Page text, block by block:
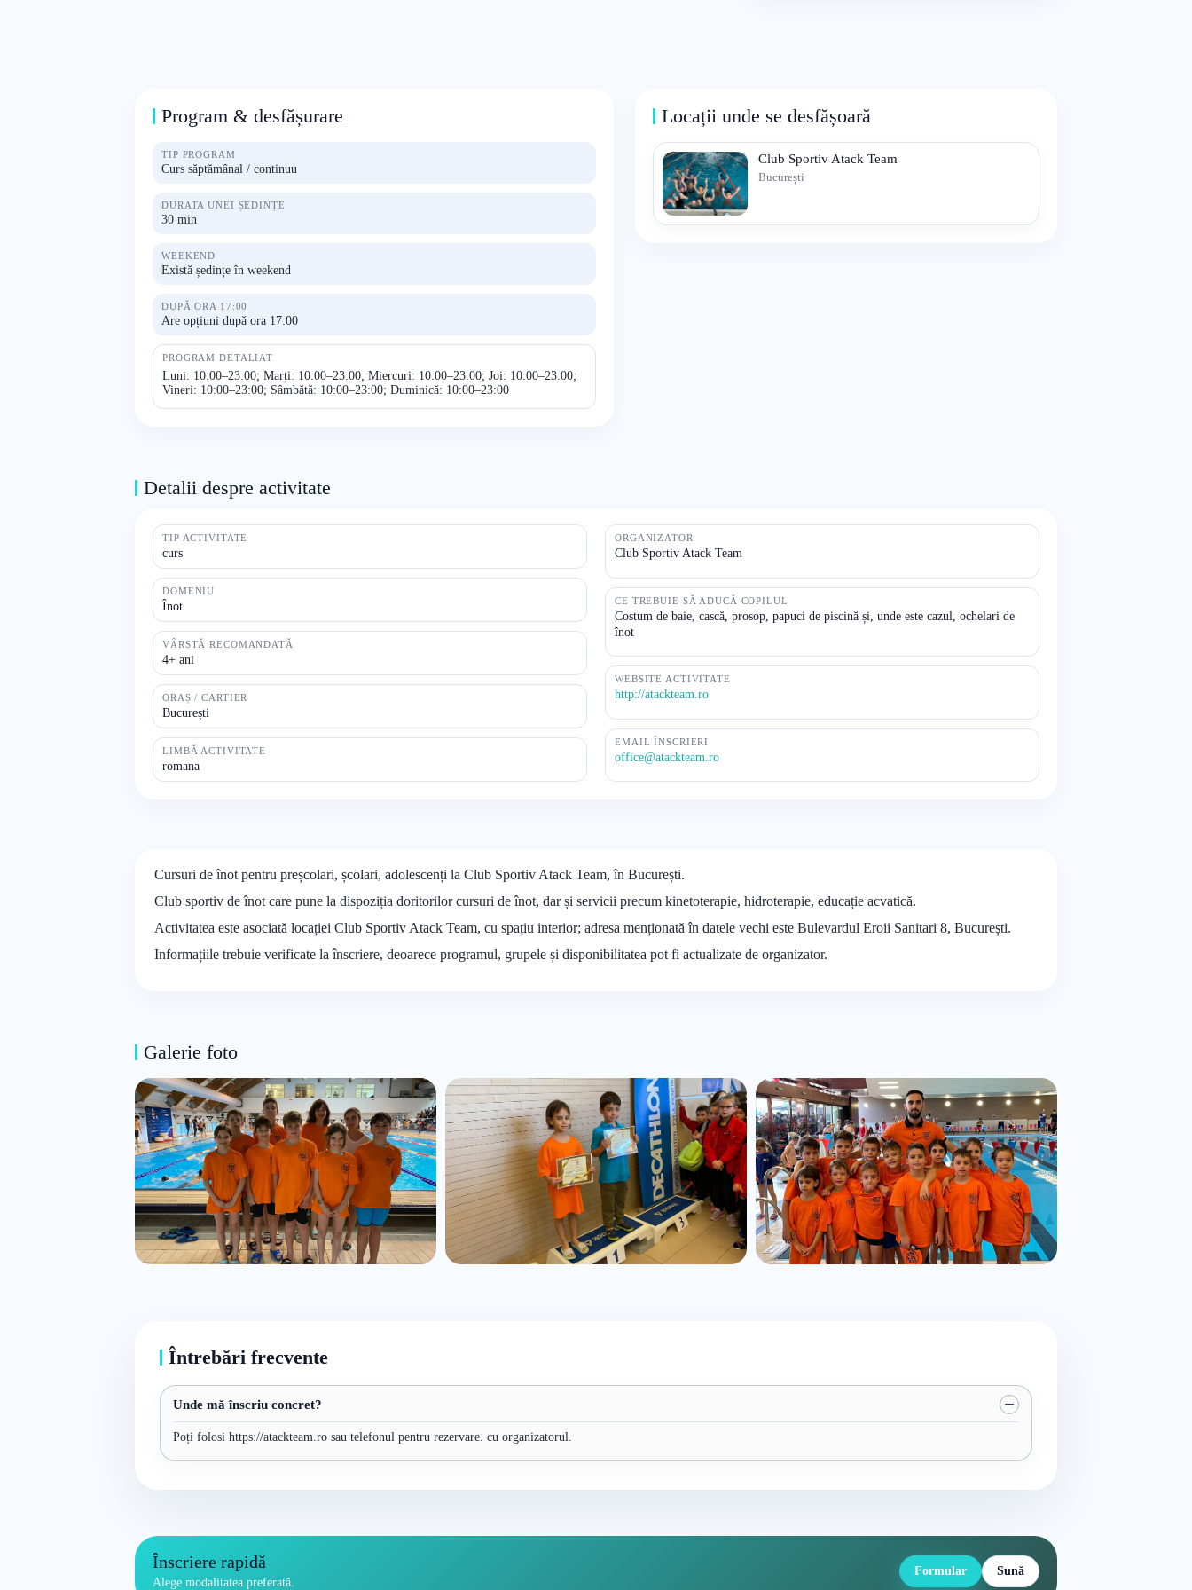
Program & desfășurare
TIP PROGRAM
Curs săptămânal / continuu
DURATA UNEI ȘEDINȚE
30 min
WEEKEND
Există ședințe în weekend
DUPĂ ORA 17:00
Are opțiuni după ora 17:00
PROGRAM DETALIAT
Luni: 10:00–23:00; Marți: 10:00–23:00; Miercuri: 10:00–23:00; Joi: 10:00–23:00;
Vineri: 10:00–23:00; Sâmbătă: 10:00–23:00; Duminică: 10:00–23:00
Locații unde se desfășoară
Club Sportiv Atack Team
București
Detalii despre activitate
TIP ACTIVITATE
curs
DOMENIU
Înot
VÂRSTĂ RECOMANDATĂ
4+ ani
ORAȘ / CARTIER
București
LIMBĂ ACTIVITATE
romana
ORGANIZATOR
Club Sportiv Atack Team
CE TREBUIE SĂ ADUCĂ COPILUL
Costum de baie, cască, prosop, papuci de piscină și, unde este cazul, ochelari de
înot
WEBSITE ACTIVITATE
http://atackteam.ro
EMAIL ÎNSCRIERI
office@atackteam.ro
Cursuri de înot pentru preșcolari, școlari, adolescenți la Club Sportiv Atack Team, în București.
Club sportiv de înot care pune la dispoziția doritorilor cursuri de înot, dar și servicii precum kinetoterapie, hidroterapie, educație acvatică.
Activitatea este asociată locației Club Sportiv Atack Team, cu spațiu interior; adresa menționată în datele vechi este Bulevardul Eroii Sanitari 8, București.
Informațiile trebuie verificate la înscriere, deoarece programul, grupele și disponibilitatea pot fi actualizate de organizator.
Galerie foto
Întrebări frecvente
Unde mă înscriu concret?
Poți folosi https://atackteam.ro sau telefonul pentru rezervare. cu organizatorul.
Înscriere rapidă
Alege modalitatea preferată.
Formular Sună